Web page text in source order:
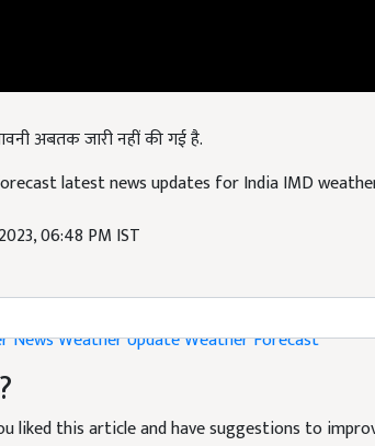
latest news updates for India IMD
liked this article and have suggestions to